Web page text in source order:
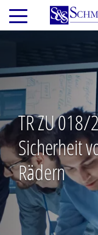
Direkt
zum
Inhalt
TR ZU
Sicherheit
Rädern